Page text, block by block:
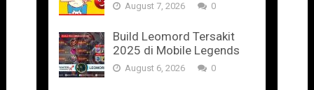
August 7, 2026 0
Build Leomord Tersakit
2025 di Mobile Legends
August 6, 2026 0